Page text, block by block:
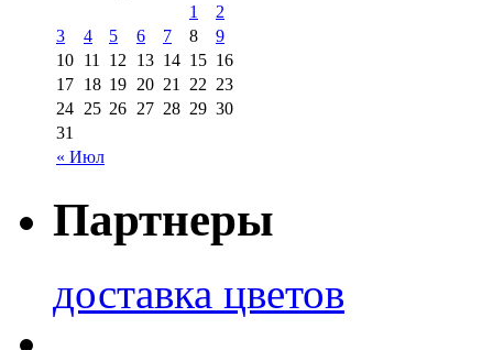
« Июл
1
2
3
4 5 6 7 8
9
10 11 12 13 14 15 16
17 18 19 20 21 22 23
24 25 26 27 28 29 30
31
Партнеры
доставка цветов